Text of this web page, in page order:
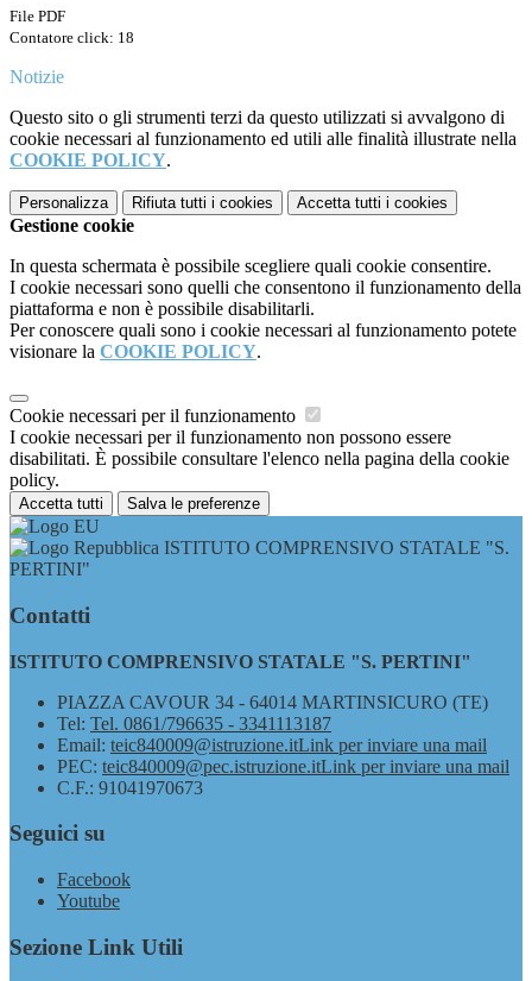
File PDF
Contatore click: 18
Notizie
Questo sito o gli strumenti terzi da questo utilizzati si avvalgono di
cookie necessari al funzionamento ed utili alle finalità illustrate nella
COOKIE POLICY.
Personalizza Rifiuta tutti i cookies Accetta tutti i cookies
Gestione cookie
In questa schermata è possibile scegliere quali cookie consentire.
I cookie necessari sono quelli che consentono il funzionamento della
piattaforma e non è possibile disabilitarli.
Per conoscere quali sono i cookie necessari al funzionamento potete
visionare la COOKIE POLICY.
Cookie necessari per il funzionamento
I cookie necessari per il funzionamento non possono essere
disabilitati. È possibile consultare l'elenco nella pagina della cookie
policy.
Accetta tutti Salva le preferenze
ISTITUTO COMPRENSIVO STATALE "S.
PERTINI"
Contatti
ISTITUTO COMPRENSIVO STATALE "S. PERTINI"
PIAZZA CAVOUR 34 - 64014 MARTINSICURO (TE)
Tel: Tel. 0861/796635 - 3341113187
Email: teic840009@istruzione.itLink per inviare una mail
PEC: teic840009@pec.istruzione.itLink per inviare una mail
C.F.: 91041970673
Seguici su
Facebook
Youtube
Sezione Link Utili